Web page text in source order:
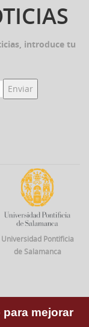
introduce tu
Universidad Pontificia
de Salamanca
mejorar